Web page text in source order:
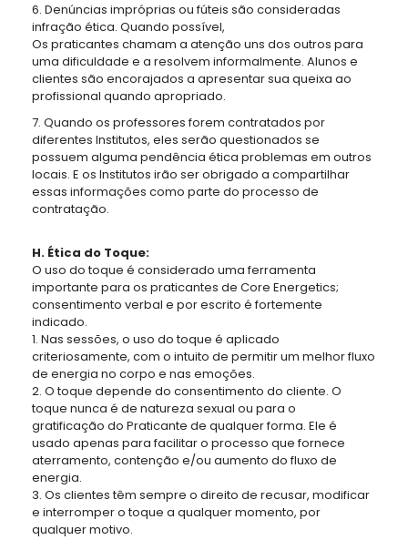
6. Denúncias impróprias ou fúteis são consideradas
infração ética. Quando possível,
Os praticantes chamam a atenção uns dos outros para
uma dificuldade e a resolvem informalmente. Alunos e
clientes são encorajados a apresentar sua queixa ao
profissional quando apropriado.
7. Quando os professores forem contratados por
diferentes Institutos, eles serão questionados se
possuem alguma pendência ética problemas em outros
locais. E os Institutos irão ser obrigado a compartilhar
essas informações como parte do processo de
contratação.
H. Ética do Toque:
O uso do toque é considerado uma ferramenta
importante para os praticantes de Core Energetics;
consentimento verbal e por escrito é fortemente
indicado.
1. Nas sessões, o uso do toque é aplicado
criteriosamente, com o intuito de permitir um melhor fluxo
de energia no corpo e nas emoções.
2. O toque depende do consentimento do cliente. O
toque nunca é de natureza sexual ou para o
gratificação do Praticante de qualquer forma. Ele é
usado apenas para facilitar o processo que fornece
aterramento, contenção e/ou aumento do fluxo de
energia.
3. Os clientes têm sempre o direito de recusar, modificar
e interromper o toque a qualquer momento, por
qualquer motivo.